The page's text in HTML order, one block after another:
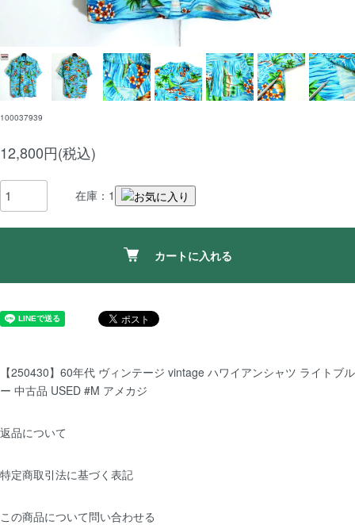
100037939
12,800円(税込)
在庫：1
カートに入れる
【250430】60年代 ヴィンテージ vintage ハワイアンシャツ ライトブル
ー 中古品 USED #M アメカジ
返品について
特定商取引法に基づく表記
この商品について問い合わせる